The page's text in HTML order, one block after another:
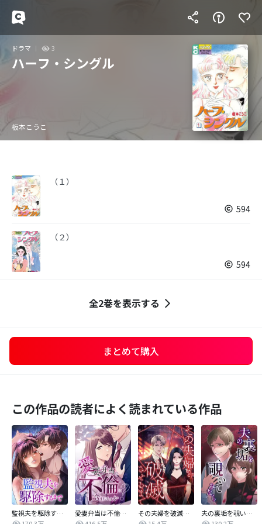
ドラマ 3
ハーフ・シングル
板本こうこ
（１）
594
（２）
594
全2巻を表示する
まとめて購入
この作品の読者によく読まれている作品
監視夫を駆除するまで
愛妻弁当は不倫に含まれますか？
その夫婦を破滅させるまで
夫の裏垢を覗いてみたら